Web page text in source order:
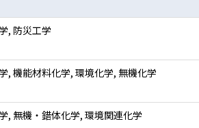
, 防災工学
, 機能材料化学, 環境化学, 無機化学
, 無機・錯体化学, 環境関連化学